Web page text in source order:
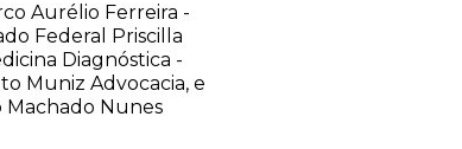
Aurélio Ferreira -
Federal Priscilla
Diagnóstica -
Muniz Advocacia, e
Machado Nunes